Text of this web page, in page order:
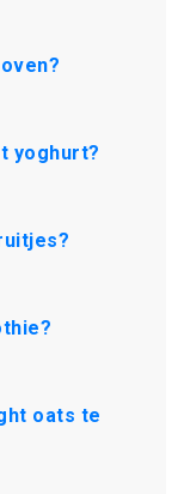
yoghurt?
oats te